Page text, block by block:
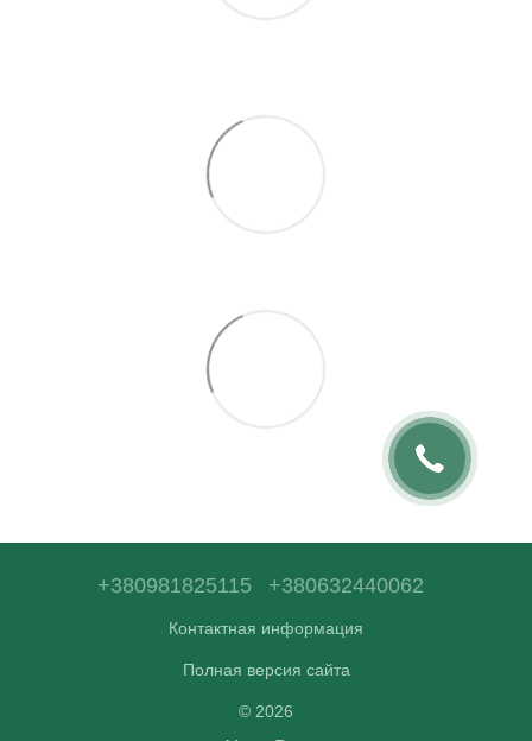
+380981825115 +380632440062
Контактная информация
Полная версия сайта
© 2026